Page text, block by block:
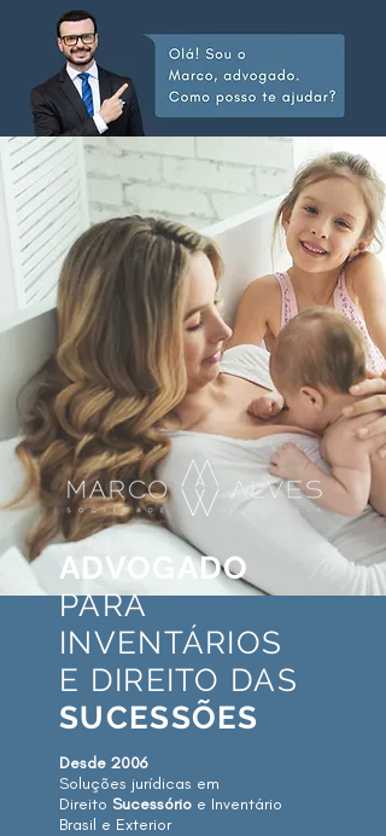
ADVOGADO
PARA
INVENTÁRIOS
E DIREITO DAS
SUCESSÕES
Desde 2006
Soluções jurídicas em
Direito Sucessório e Inventário
Brasil e Exterior